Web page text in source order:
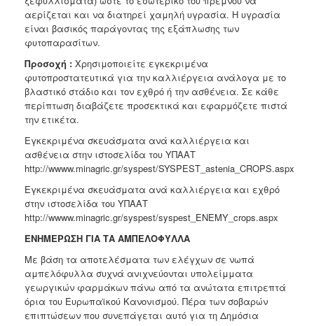
αερίζεται και να διατηρεί χαμηλή υγρασία. Η υγρασία
είναι βασικός παράγοντας της εξάπλωσης των
φυτοπαρασίτων.
Προσοχή : Χρησιμοποιείτε εγκεκριμένα
φυτοπροστατευτικά για την καλλιέργεια ανάλογα με το
βλαστικό στάδιο και τον εχθρό ή την ασθένεια. Σε κάθε
περίπτωση διαβάζετε προσεκτικά και εφαρμόζετε πιστά
την ετικέτα.
Εγκεκριμένα σκευάσματα ανά καλλιέργεια και
ασθένεια στην ιστοσελίδα του ΥΠΑΑΤ
http://wwww.minagric.gr/syspest/SYSPEST_astenia_CROPS.aspx
Εγκεκριμένα σκευάσματα ανά καλλιέργεια και εχθρό
στην ιστοσελίδα του ΥΠΑΑΤ
http://wwww.minagric.gr/syspest/syspest_ENEMY_crops.aspx
ΕΝΗΜΕΡΩΣΗ ΓΙΑ ΤΑ ΑΜΠΕΛΟΦΥΛΛΑ
Με βάση τα αποτελέσματα των ελέγχων σε νωπά
αμπελόφυλλα συχνά ανιχνεύονται υπολείμματα
γεωργικών φαρμάκων πάνω από τα ανώτατα επιτρεπτά
όρια του Ευρωπαϊκού Κανονισμού. Πέρα των σοβαρών
επιπτώσεων που συνεπάγεται αυτό για τη Δημόσια